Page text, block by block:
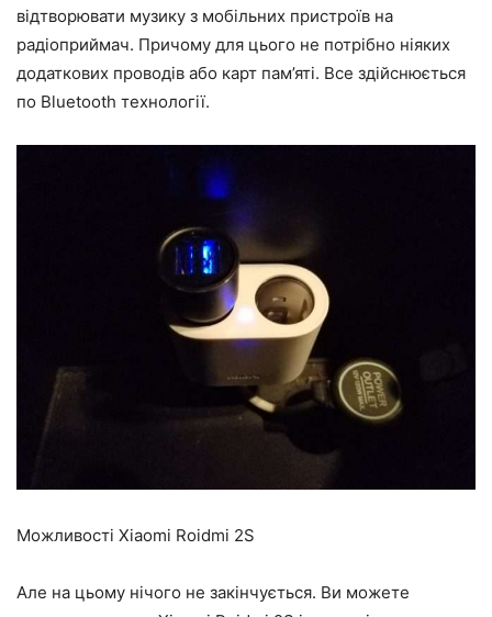
відтворювати музику з мобільних пристроїв на
радіоприймач. Причому для цього не потрібно ніяких
додаткових проводів або карт пам’яті. Все здійснюється
по Bluetooth технології.
Можливості Xiaomi Roidmi 2S
Але на цьому нічого не закінчується. Ви можете